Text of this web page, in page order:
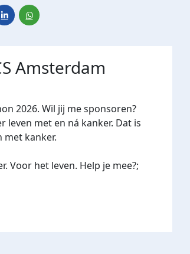
Amsterdam
2026. Wil jij me sponsoren?
leven met en ná kanker. Dat is
kanker.
Voor het leven. Help je mee?;